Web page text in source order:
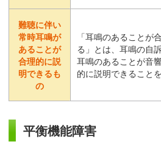
難聴に伴い
常時耳鳴が
あることが
合理的に説
明できるも
の
「耳鳴のあることが
る」とは、耳鳴の自
耳鳴のあることが音
的に説明できること
平衡機能障害